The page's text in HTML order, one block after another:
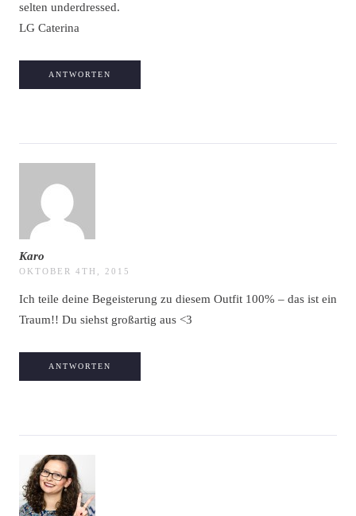
selten underdressed.
LG Caterina
ANTWORTEN
Karo
OKTOBER 4TH, 2015
Ich teile deine Begeisterung zu diesem Outfit 100% – das ist ein
Traum!! Du siehst großartig aus <3
ANTWORTEN